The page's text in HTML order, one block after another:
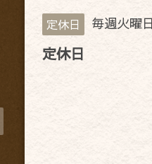
定休日 毎週火曜
定休日